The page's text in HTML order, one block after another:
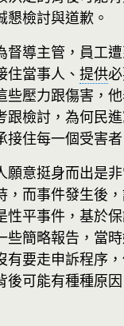
懇檢討與道歉。
督導主管，員工
住當事人、 提供
些壓力跟傷害，
跟檢討，為何民
住每一個受害者
願意挺身而出是非
，而事件發生後
性平事件，基於
些簡略報告，當
有要走申訴程序
後可能有種種原因